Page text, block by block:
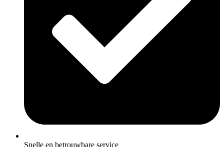
Snelle en betrouwbare service